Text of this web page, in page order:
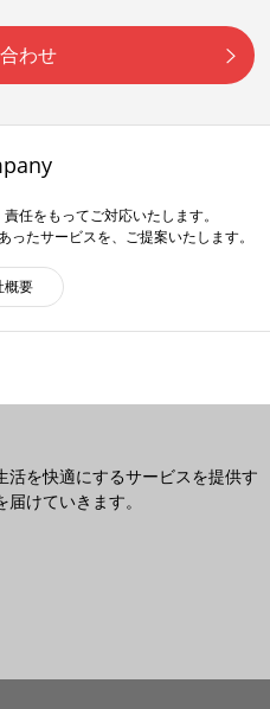
わせ
任をもってご対応いたします。
たサービスを、ご提案いたします。
概要
活を快適にするサービスを提供す
けていきます。